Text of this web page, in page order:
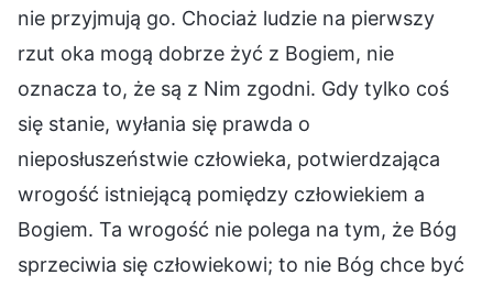
nie przyjmują go. Chociaż ludzie na pierwszy
rzut oka mogą dobrze żyć z Bogiem, nie
oznacza to, że są z Nim zgodni. Gdy tylko coś
się stanie, wyłania się prawda o
nieposłuszeństwie człowieka, potwierdzająca
wrogość istniejącą pomiędzy człowiekiem a
Bogiem. Ta wrogość nie polega na tym, że Bóg
sprzeciwia się człowiekowi; to nie Bóg chce być